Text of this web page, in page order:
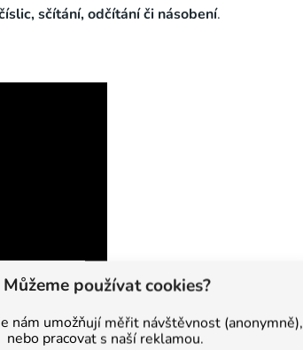
Můžeme používat cookies?
nám umožňují měřit návštěvnost (anonymně),
nebo pracovat s naší reklamou.
sčítání, odčítání či násobení.